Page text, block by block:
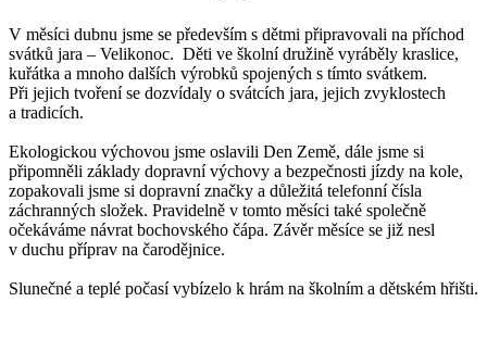
V měsíci dubnu jsme se především s dětmi připravovali na příchod
svátků jara – Velikonoc. Děti ve školní družině vyráběly kraslice,
kuřátka a mnoho dalších výrobků spojených s tímto svátkem.
Při jejich tvoření se dozvídaly o svátcích jara, jejich zvyklostech
a tradicích.
Ekologickou výchovou jsme oslavili Den Země, dále jsme si
připomněli základy dopravní výchovy a bezpečnosti jízdy na kole,
zopakovali jsme si dopravní značky a důležitá telefonní čísla
záchranných složek. Pravidelně v tomto měsíci také společně
očekáváme návrat bochovského čápa. Závěr měsíce se již nesl
v duchu příprav na čarodějnice.
Slunečné a teplé počasí vybízelo k hrám na školním a dětském hřišti.